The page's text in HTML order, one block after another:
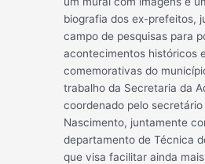
biografia dos ex-prefeitos,
campo de pesquisas para
acontecimentos históricos
comemorativas do
trabalho da Secretaria da
coordenado pelo
Nascimento, juntamente
departamento de Técnica
que visa facilitar ainda